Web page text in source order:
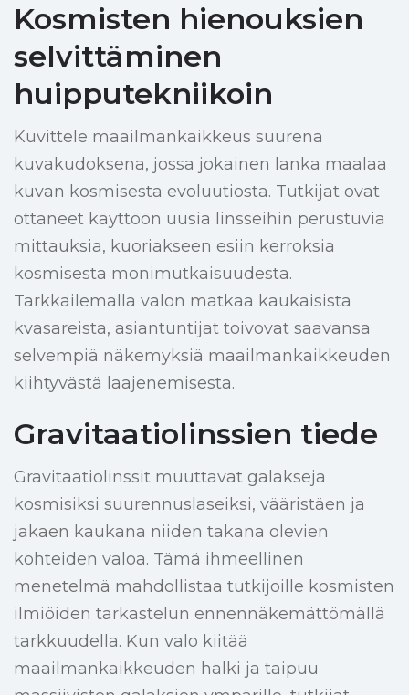
Kosmisten hienouksien
selvittäminen
huipputekniikoin
Kuvittele maailmankaikkeus suurena
kuvakudoksena, jossa jokainen lanka maalaa
kuvan kosmisesta evoluutiosta. Tutkijat ovat
ottaneet käyttöön uusia linsseihin perustuvia
mittauksia, kuoriakseen esiin kerroksia
kosmisesta monimutkaisuudesta.
Tarkkailemalla valon matkaa kaukaisista
kvasareista, asiantuntijat toivovat saavansa
selvempiä näkemyksiä maailmankaikkeuden
kiihtyvästä laajenemisesta.
Gravitaatiolinssien tiede
Gravitaatiolinssit muuttavat galakseja
kosmisiksi suurennuslaseiksi, vääristäen ja
jakaen kaukana niiden takana olevien
kohteiden valoa. Tämä ihmeellinen
menetelmä mahdollistaa tutkijoille kosmisten
ilmiöiden tarkastelun ennennäkemättömällä
tarkkuudella. Kun valo kiitää
maailmankaikkeuden halki ja taipuu